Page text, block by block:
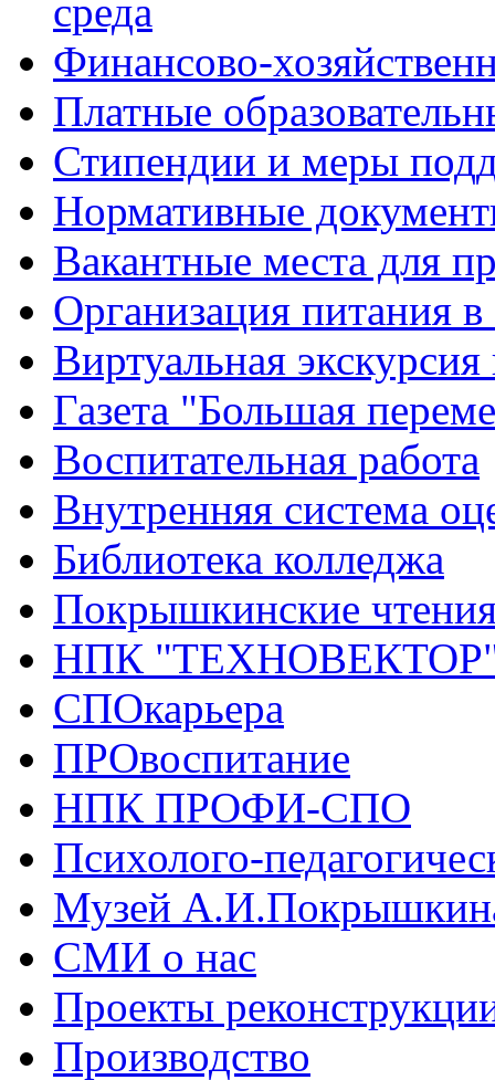
среда
Финансово-
Платные
Стипендии и меры
Нормативные
Вакантные места для
Организация питания в
Виртуальная
Газета "Большая
Воспитательная работа
Внутренняя система
Библиотека колледжа
Покрышкинские
НПК
СПОкарьера
ПРОвоспитание
НПК ПРОФИ-СПО
Психолого-
Музей
СМИ о нас
Проекты
Производство